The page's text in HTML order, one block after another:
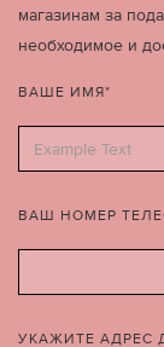
магазинам за
необходимое и
ВАШЕ ИМЯ*
ВАШ НОМЕР
УКАЖИТЕ АДРЕС